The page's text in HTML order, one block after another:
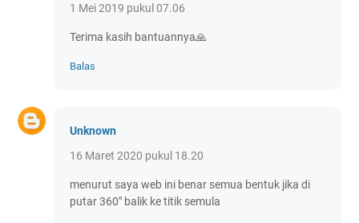
1 Mei 2019 pukul 07.06
Terima kasih bantuannya🙏
Balas
Unknown
16 Maret 2020 pukul 18.20
menurut saya web ini benar semua bentuk jika di
putar 360" balik ke titik semula